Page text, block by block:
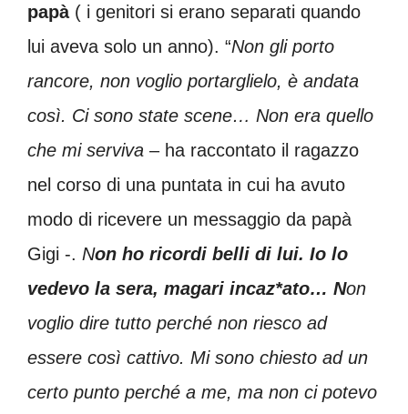
papà( i genitori si erano separati quando
lui aveva solo un anno). “Non gli porto
rancore, non voglio portarglielo, è andata
così. Ci sono state scene… Non era quello
che mi serviva – ha raccontato il ragazzo
nel corso di una puntata in cui ha avuto
modo di ricevere un messaggio da papà
Gigi -. Non ho ricordi belli di lui. Io lo
vedevo la sera, magari incaz*ato… Non
voglio dire tutto perché non riesco ad
essere così cattivo. Mi sono chiesto ad un
certo punto perché a me, ma non ci potevo